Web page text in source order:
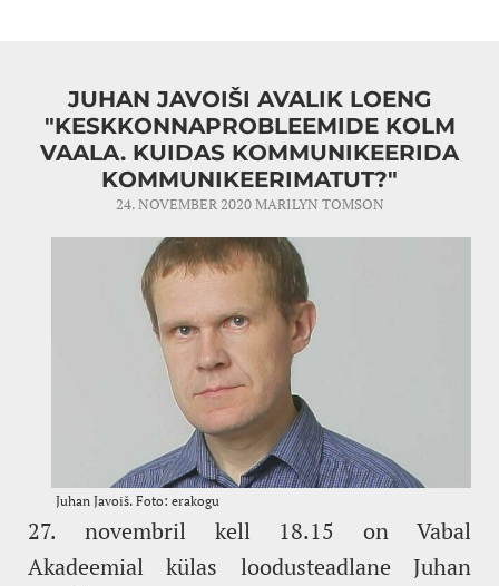
JUHAN JAVOIŠI AVALIK LOENG
"KESKKONNAPROBLEEMIDE KOLM
VAALA. KUIDAS KOMMUNIKEERIDA
KOMMUNIKEERIMATUT?"
24. NOVEMBER 2020MARILYN TOMSON
27. novembril kell 18.15 on Vabal
Akadeemial külas loodusteadlane Juhan